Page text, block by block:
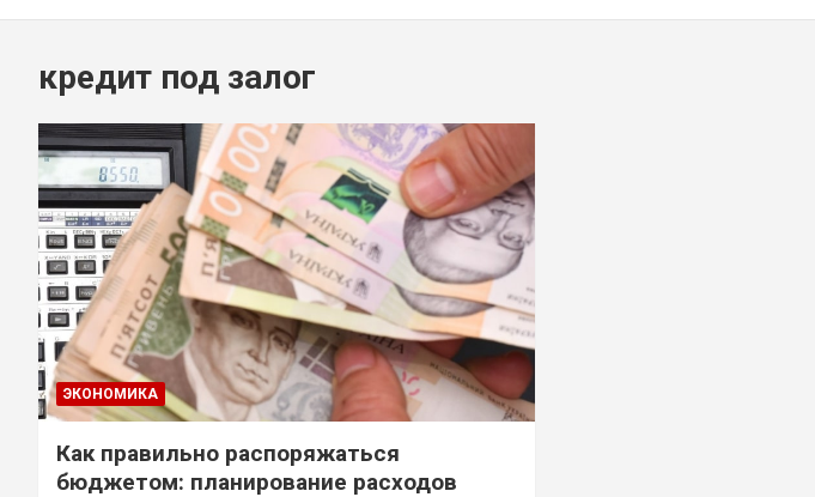
кредит под залог
ЭКОНОМИКА
Как правильно распоряжаться
бюджетом: планирование расходов